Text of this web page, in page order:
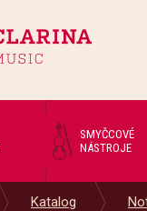
SMYČCOVÉ
NÁSTROJE
Katalog